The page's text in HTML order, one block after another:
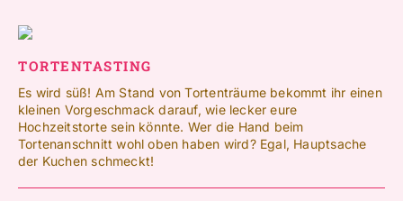
TORTENTASTING
Es wird süß! Am Stand von Tortenträume bekommt ihr einen
kleinen Vorgeschmack darauf, wie lecker eure
Hochzeitstorte sein könnte. Wer die Hand beim
Tortenanschnitt wohl oben haben wird? Egal, Hauptsache
der Kuchen schmeckt!